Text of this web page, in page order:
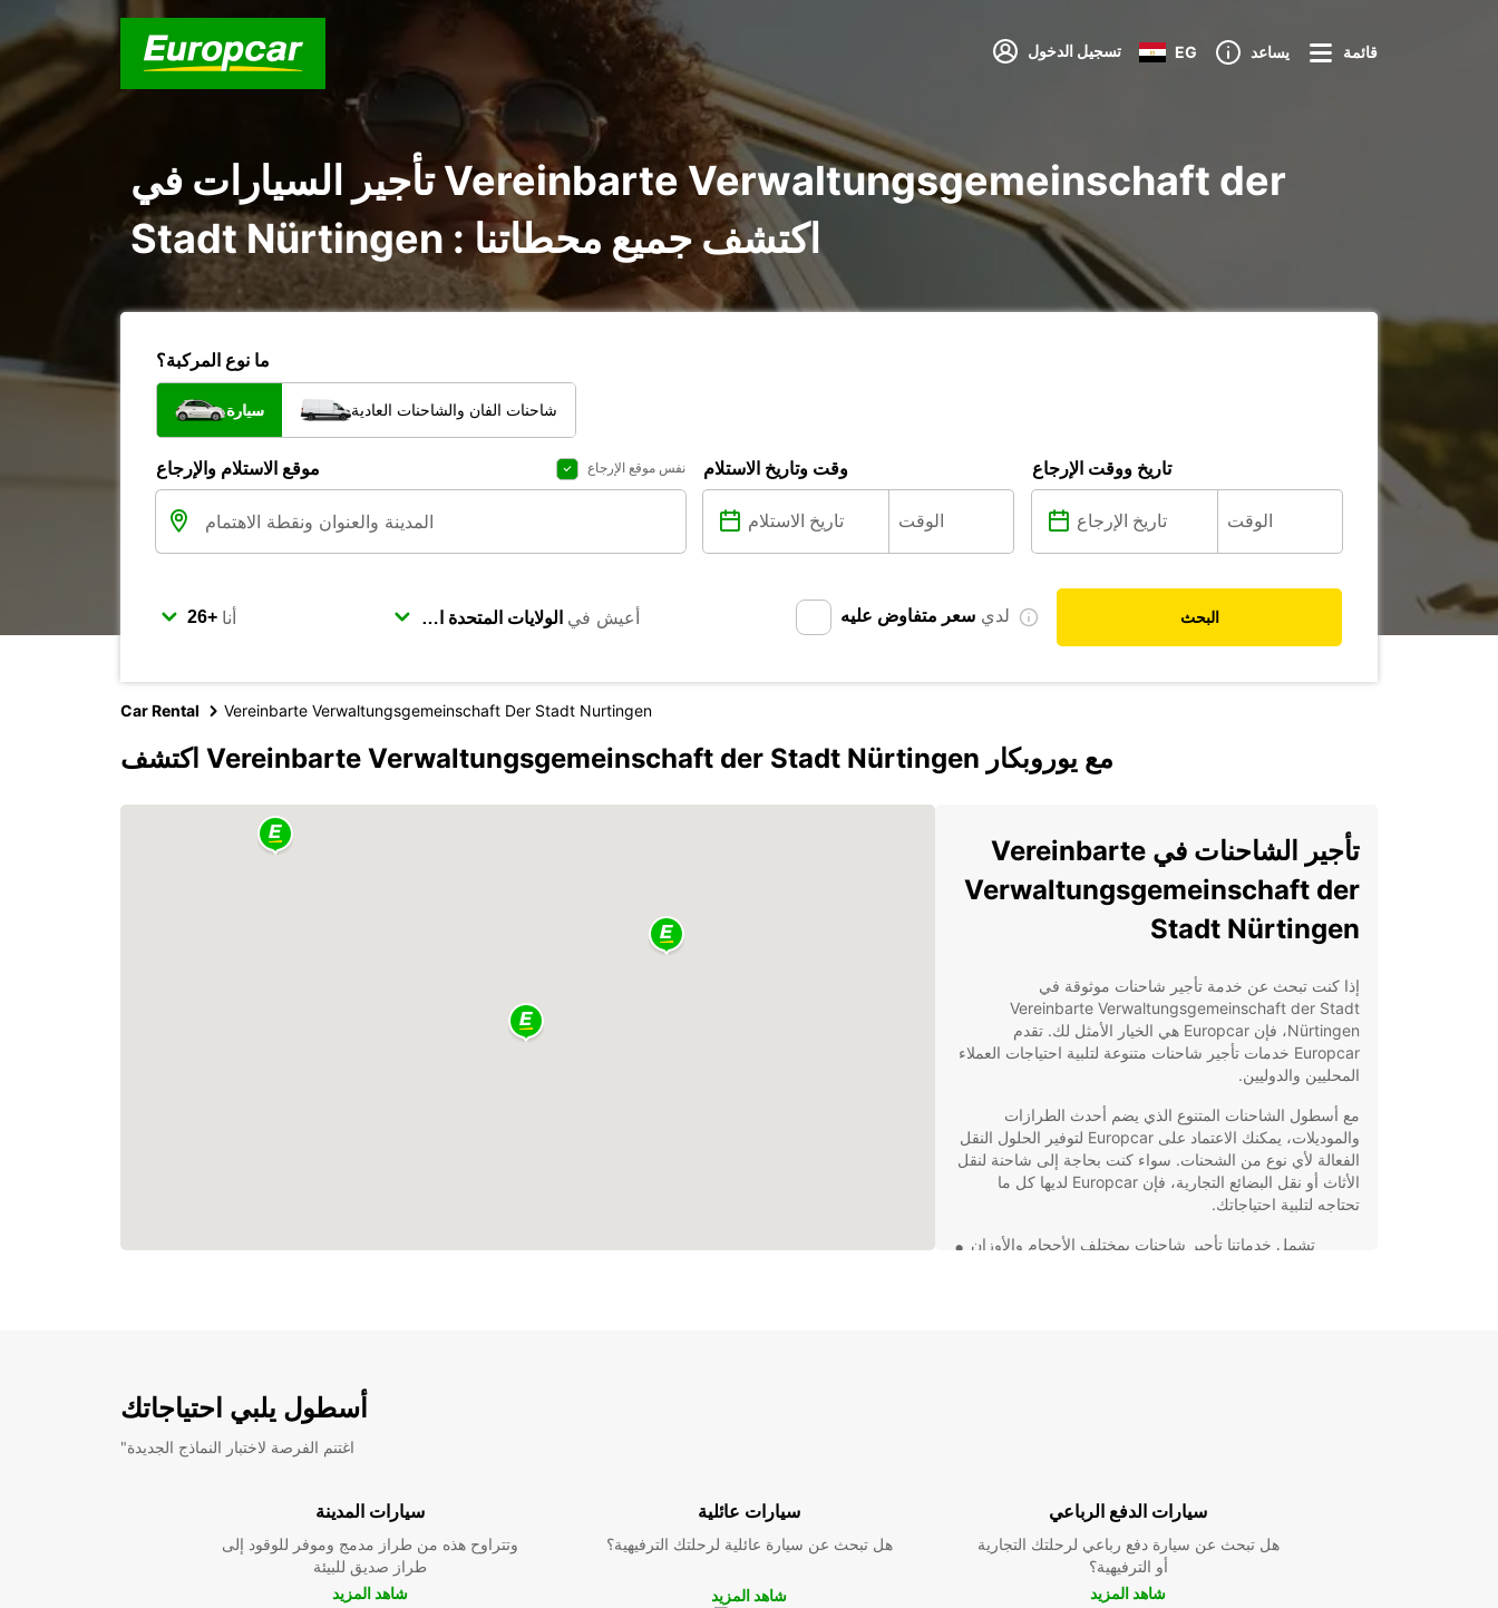
تسجيل الدخول EG يساعد قائمة
تأجير السيارات في Vereinbarte Verwaltungsgemeinschaft der
Stadt Nürtingen : اكتشف جميع محطاتنا
ما نوع المركبة؟
سيارة شاحنات الفان والشاحنات العادية
موقع الاستلام والإرجاع نفس موقع الإرجاع وقت وتاريخ الاستلام تاريخ ووقت الإرجاع
أنا أعيش في لدي سعر متفاوض عليه البحث
Car Rental Vereinbarte Verwaltungsgemeinschaft Der Stadt Nurtingen
اكتشف Vereinbarte Verwaltungsgemeinschaft der Stadt Nürtingen مع يوروبكار
تأجير الشاحنات في Vereinbarte
Verwaltungsgemeinschaft der
Stadt Nürtingen
إذا كنت تبحث عن خدمة تأجير شاحنات موثوقة في
Vereinbarte Verwaltungsgemeinschaft der Stadt
Nürtingen، فإن Europcar هي الخيار الأمثل لك. تقدم
Europcar خدمات تأجير شاحنات متنوعة لتلبية احتياجات العملاء
المحليين والدوليين.
مع أسطول الشاحنات المتنوع الذي يضم أحدث الطرازات
والموديلات، يمكنك الاعتماد على Europcar لتوفير الحلول النقل
الفعالة لأي نوع من الشحنات. سواء كنت بحاجة إلى شاحنة لنقل
الأثاث أو نقل البضائع التجارية، فإن Europcar لديها كل ما
تحتاجه لتلبية احتياجاتك.
تشمل خدماتنا تأجير شاحنات بمختلف الأحجام والأوزان
Verwaltungsgemeinschaft der Stadt Nürtingen!
أسطول يلبي احتياجاتك
"اغتنم الفرصة لاختبار النماذج الجديدة
سيارات المدينة
وتتراوح هذه من طراز مدمج وموفر للوقود إلى
طراز صديق للبيئة
شاهد المزيد
سيارات عائلية
هل تبحث عن سيارة عائلية لرحلتك الترفيهية؟
شاهد المزيد
سيارات الدفع الرباعي
هل تبحث عن سيارة دفع رباعي لرحلتك التجارية
أو الترفيهية؟
شاهد المزيد